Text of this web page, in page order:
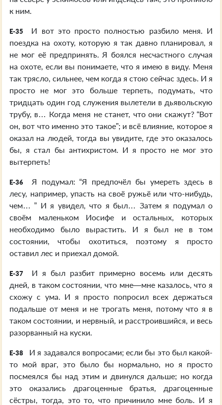
к ним.
E-35
И вот это просто полностью разбило меня. И
поездка на охоту, которую я так давно планировал, я
не мог её предпринять. Я боялся несчастного случая
на охоте, если вы понимаете, что я имею в виду. Меня
так трясло, сильнее, чем когда я стою сейчас здесь. И я
просто не мог это больше терпеть, подумать, что
тридцать один год служения вылетели в дьявольскую
трубу, в… Когда меня не станет, что они скажут? “Вот
он, вот что именно это такое”; и всё влияние, которое я
оказал на людей, тогда вы увидите, где это оказалось
бы, я стал бы антихристом. И я просто не мог это
вытерпеть!
E-36
Я подумал: “Я предпочёл бы умереть здесь в
лесу, например, упасть на своё ружьё или что-нибудь,
чем… ” И я увидел, что я был… Затем я подумал о
своём маленьком Иосифе и остальных, которых
необходимо было вырастить. И я был не в том
состоянии, чтобы охотиться, поэтому я просто
оставил лес и приехал домой.
E-37
И я был разбит примерно восемь или десять
дней, в таком состоянии, что мне—мне казалось, что я
схожу с ума. И я просто попросил всех держаться
подальше от меня и не трогать меня, потому что я в
таком состоянии, и нервный, и расстроившийся, и весь
разорванный на куски.
E-38
И я задавался вопросами; если бы это был какой-
то мой враг, это было бы нормально, но я просто
посмеялся бы над этим и двинулся дальше; но когда
это оказались драгоценные братья, драгоценные
сёстры, тогда, это то, что причинило мне боль. И я